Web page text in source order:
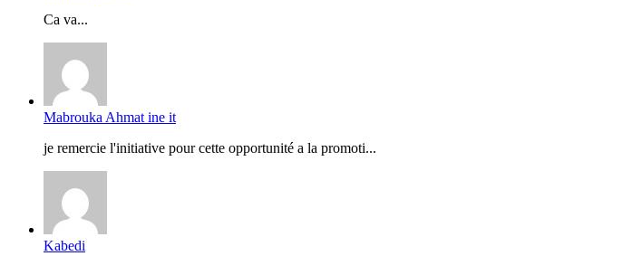
Ca va...
Mabrouka Ahmat ine it
je remercie l'initiative pour cette opportunité a la promoti...
Kabedi